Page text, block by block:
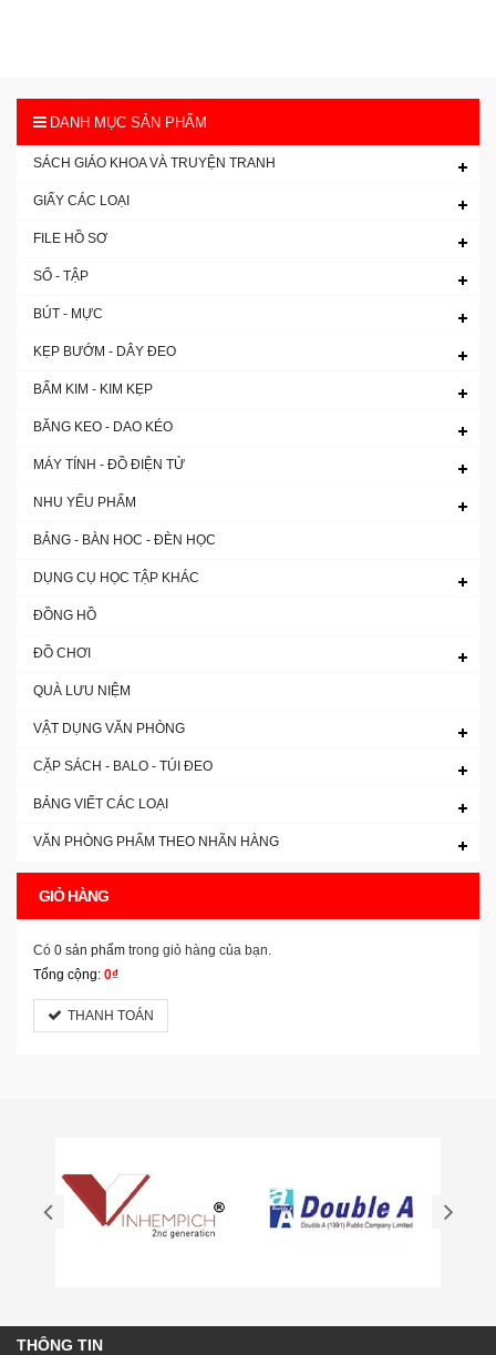
DANH MỤC SẢN PHẨM
SÁCH GIÁO KHOA VÀ TRUYỆN TRANH
GIẤY CÁC LOẠI
FILE HỒ SƠ
SỔ - TẬP
BÚT - MỰC
KẸP BƯỚM - DÂY ĐEO
BẤM KIM - KIM KẸP
BĂNG KEO - DAO KÉO
MÁY TÍNH - ĐỒ ĐIỆN TỬ
NHU YẾU PHẨM
BẢNG - BÀN HOC - ĐÈN HỌC
DỤNG CỤ HỌC TẬP KHÁC
ĐỒNG HỒ
ĐỒ CHƠI
QUÀ LƯU NIỆM
VẬT DỤNG VĂN PHÒNG
CẶP SÁCH - BALO - TÚI ĐEO
BẢNG VIẾT CÁC LOẠI
VĂN PHÒNG PHẨM THEO NHÃN HÀNG
GIỎ HÀNG
Có 0 sản phẩm trong giỏ hàng của bạn.
Tổng cộng: 0₫
THANH TOÁN
THÔNG TIN